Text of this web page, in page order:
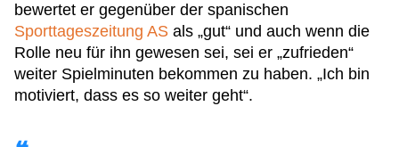
bewertet er gegenüber der spanischen
Sporttageszeitung AS als „gut“ und auch wenn die
Rolle neu für ihn gewesen sei, sei er „zufrieden“
weiter Spielminuten bekommen zu haben. „Ich bin
motiviert, dass es so weiter geht“.